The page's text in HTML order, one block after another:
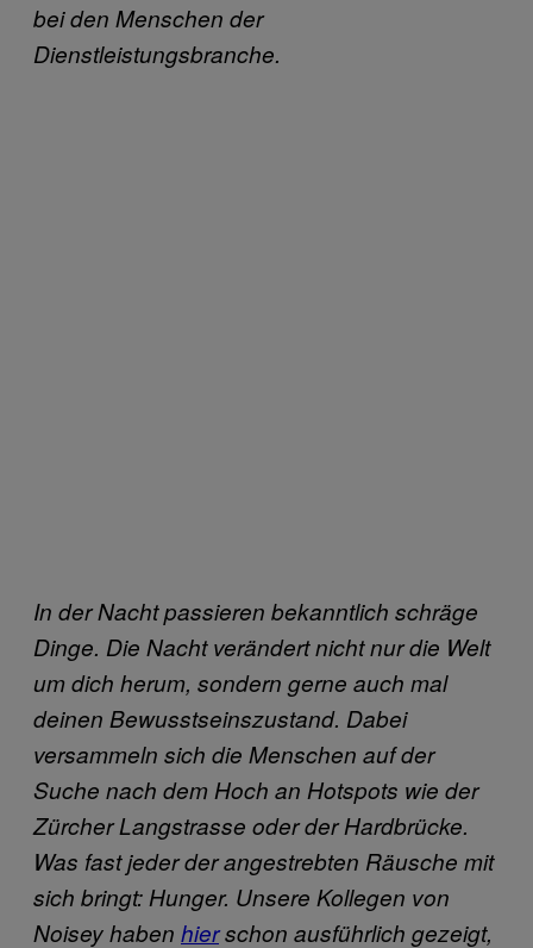
bei den Menschen der
Dienstleistungsbranche.
In der Nacht passieren bekanntlich schräge
Dinge. Die Nacht verändert nicht nur die Welt
um dich herum, sondern gerne auch mal
deinen Bewusstseinszustand. Dabei
versammeln sich die Menschen auf der
Suche nach dem Hoch an Hotspots wie der
Zürcher Langstrasse oder der Hardbrücke.
Was fast jeder der angestrebten Räusche mit
sich bringt: Hunger. Unsere Kollegen von
Noisey haben hierschon ausführlich gezeigt,